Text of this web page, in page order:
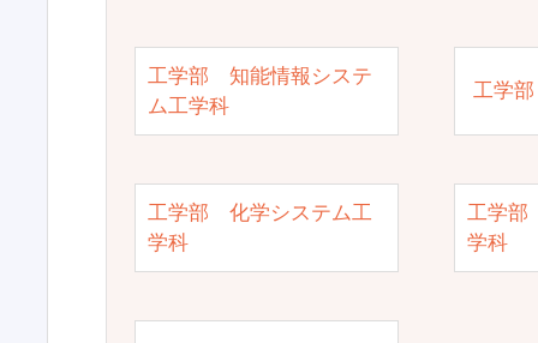
工学部 知能情報システ
ム工学科
工学
工学部 化学システム工
学科
工学部
学科